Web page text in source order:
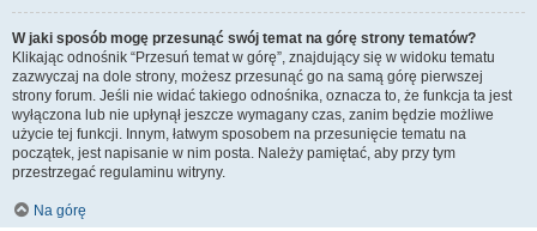
W jaki sposób mogę przesunąć swój temat na górę strony tematów?
Klikając odnośnik “Przesuń temat w górę”, znajdujący się w widoku tematu
zazwyczaj na dole strony, możesz przesunąć go na samą górę pierwszej
strony forum. Jeśli nie widać takiego odnośnika, oznacza to, że funkcja ta jest
wyłączona lub nie upłynął jeszcze wymagany czas, zanim będzie możliwe
użycie tej funkcji. Innym, łatwym sposobem na przesunięcie tematu na
początek, jest napisanie w nim posta. Należy pamiętać, aby przy tym
przestrzegać regulaminu witryny.
Na górę